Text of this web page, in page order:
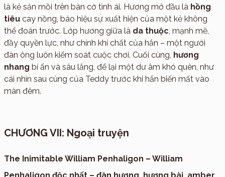
là kẻ săn mồi trên bàn cờ tình ái. Hương mở đầu là hồng
tiêu cay nồng, báo hiệu sự xuất hiện của một kẻ không
thể đoán trước. Lớp hương giữa là da thuộc, mạnh mẽ,
đầy quyền lực, như chính khí chất của hắn – một người
đàn ông luôn kiểm soát cuộc chơi. Cuối cùng, hương
nhang bí ẩn và sâu lắng, để lại một dư âm khó quên, như
cái nhìn sau cùng của Teddy trước khi hắn biến mất vào
màn đêm.
CHƯƠNG VII: Ngoại truyện
The Inimitable William Penhaligon – William